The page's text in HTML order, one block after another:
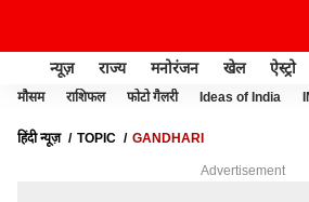
न्यूज़ राज्य मनोरंजन खेल ऐस्ट्रो
मौसम राशिफल फोटो गैलरी Ideas of India
हिंदी न्यूज़ TOPIC GANDHARI
Advertisement